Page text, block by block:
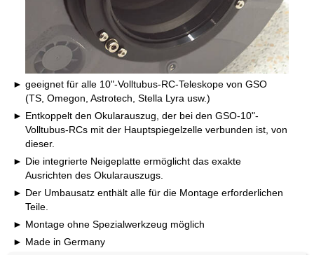
geeignet für alle 10"-Volltubus-RC-Teleskope von GSO
(TS, Omegon, Astrotech, Stella Lyra usw.)
Entkoppelt den Okularauszug, der bei den GSO-10"-
Volltubus-RCs mit der Hauptspiegelzelle verbunden ist, von
dieser.
Die integrierte Neigeplatte ermöglicht das exakte
Ausrichten des Okularauszugs.
Der Umbausatz enthält alle für die Montage erforderlichen
Teile.
Montage ohne Spezialwerkzeug möglich
Made in Germany